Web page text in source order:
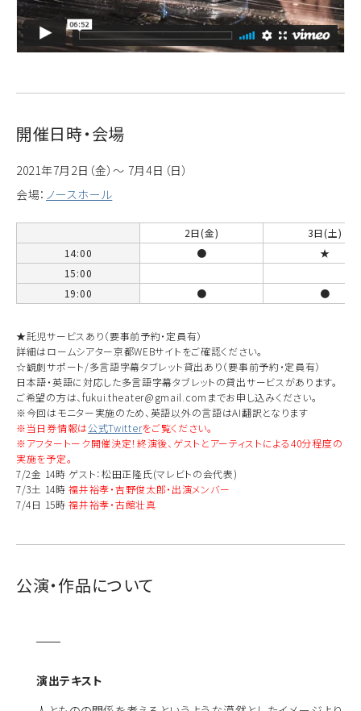
開催日時・会場
2021年7月2日（金）～ 7月4日（日）
会場： ノースホール
2日(金)
3日(土)
14:00
●
★
15:00
19:00
● ●
★託児サービスあり（要事前予約・定員有）
詳細はロームシアター京都WEBサイトをご確認ください。
☆観劇サポート/多言語字幕タブレット貸出あり（要事前予約・定員有）
日本語・英語に対応した多言語字幕タブレットの貸出サービスがあります。
ご希望の方は、fukui.theater@gmail.comまでお申し込みください。
※今回はモニター実施のため、英語以外の言語はAI翻訳となります
※当日券情報は公式Twitterをご覧ください。
※アフタートーク開催決定！終演後、ゲストとアーティストによる40分程度の
実施を予定。
7/2金 14時 ゲスト：松田正隆氏(マレビトの会代表)
7/3土 14時福井裕孝・吉野俊太郎・出演メンバー
7/4日 15時福井裕孝・古館壮真
公演・作品について
演出テキスト